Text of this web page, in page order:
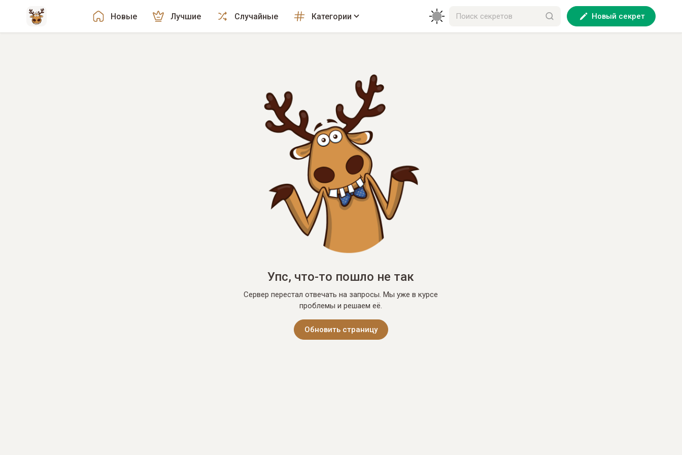
Новые Лучшие Случайные Категории Новый секрет
Упс, что-то пошло не так
Сервер перестал отвечать на запросы. Мы уже в курсе
проблемы и решаем её.
Обновить страницу